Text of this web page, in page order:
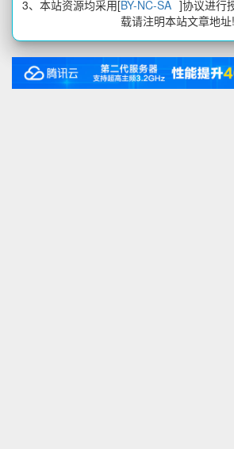
3、本站资源均采用[BY-NC-SA ]协议进行
载请注明本站文章地址!